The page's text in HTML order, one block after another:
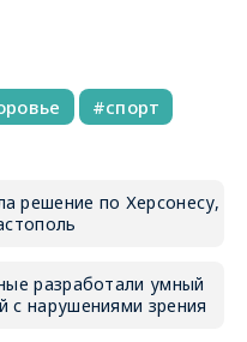
спорт
решение по Херсонесу,
разработали умный
нарушениями зрения